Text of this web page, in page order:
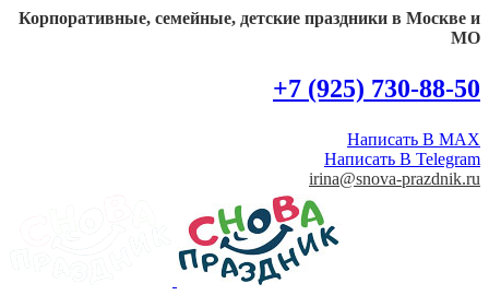
Корпоративные, семейные, детские праздники в Москве и
МО
+7 (925) 730-88-50
Написать В MAX
Написать В Telegram
irina@snova-prazdnik.ru